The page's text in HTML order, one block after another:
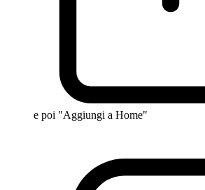
e poi "Aggiungi a Home"